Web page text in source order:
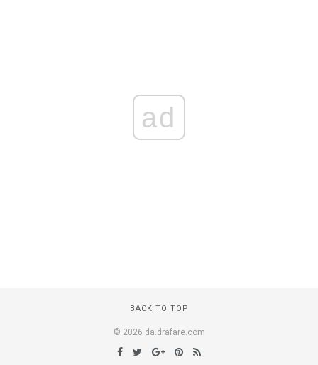
ad
BACK TO TOP
© 2026 da.drafare.com